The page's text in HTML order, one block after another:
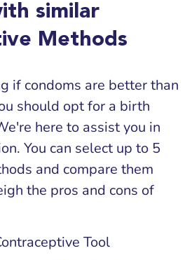
similar
Methods
if condoms are better than
should opt for a birth
here to assist you in
You can select up to 5
and compare them
the pros and cons of
Tool